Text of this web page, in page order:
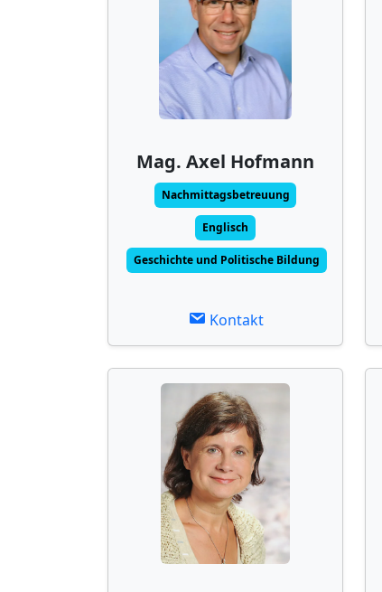
Mag. Axel Hofmann
Nachmittagsbetreuung
Englisch
Geschichte und Politische Bildung
Kontakt